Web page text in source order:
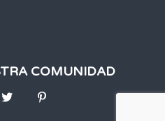
COMUNIDAD